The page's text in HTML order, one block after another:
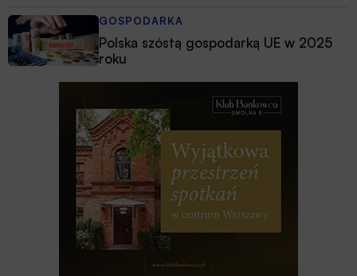
GOSPODARKA
Polska szóstą gospodarką UE w 2025
roku